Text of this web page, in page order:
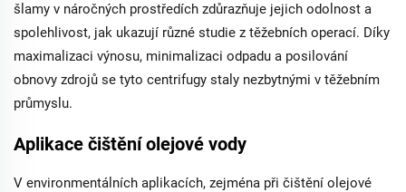
šlamy v náročných prostředích zdůrazňuje jejich odolnost a
spolehlivost, jak ukazují různé studie z těžebních operací. Díky
maximalizaci výnosu, minimalizaci odpadu a posilování
obnovy zdrojů se tyto centrifugy staly nezbytnými v těžebním
průmyslu.
Aplikace čištění olejové vody
V environmentálních aplikacích, zejména při čištění olejové